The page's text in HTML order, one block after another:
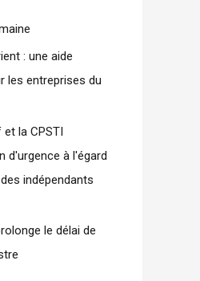
: une aide
les entreprises du
la CPSTI
d'urgence à l'égard
indépendants
le délai de